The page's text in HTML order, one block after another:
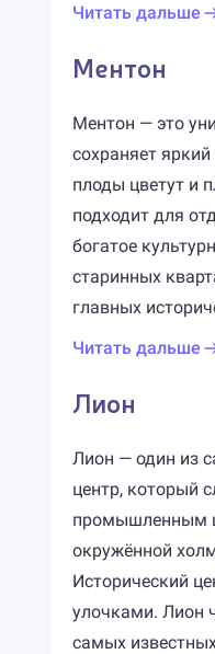
Читать дальше
Ментон
Ментон — это
сохраняет
плоды цветут и
подходит для
богатое
старинных
главных
Читать дальше
Лион
Лион — один из
центр, который
промышленным
окружённой
Исторический
улочками. Лион
самых